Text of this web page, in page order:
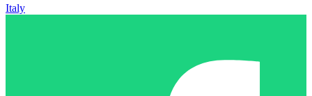
Italy